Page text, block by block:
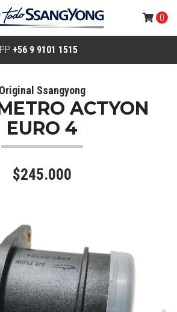
+56 9 9101 1515
0
Original Ssangyong
ACTYON
EURO 4
$245.000